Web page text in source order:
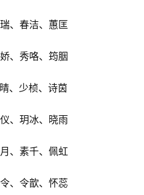
、春洁、蕙匡
、秀咯、筠胭
、少桢、诗茵
、玥冰、晓雨
、素千、佩虹
、令歆、怀蕊